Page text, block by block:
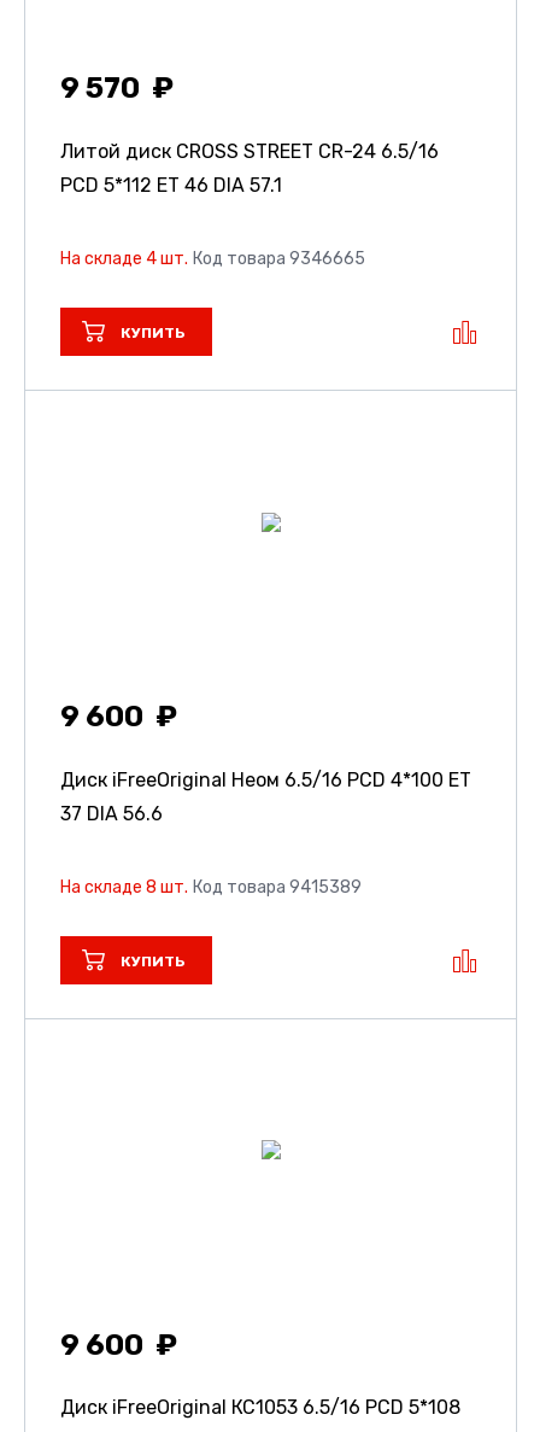
9 570
Литой диск CROSS STREET CR-24 6.5/16
PCD 5*112 ET 46 DIA 57.1
На складе 4 шт. Код товара 9346665
КУПИТЬ
9 600
Диск iFreeOriginal Неом 6.5/16 PCD 4*100 ET
37 DIA 56.6
На складе 8 шт. Код товара 9415389
КУПИТЬ
9 600
Диск iFreeOriginal КС1053 6.5/16 PCD 5*108